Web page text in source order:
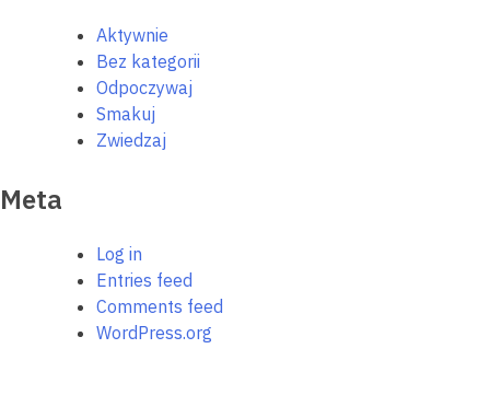
Aktywnie
Bez kategorii
Odpoczywaj
Smakuj
Zwiedzaj
Meta
Log in
Entries feed
Comments feed
WordPress.org